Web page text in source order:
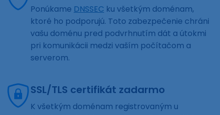
Ponúkame DNSSEC ku všetkým doménam,
ktoré ho podporujú. Toto zabezpečenie chráni
vašu doménu pred podvrhnutím dát a útokmi
pri komunikácii medzi vaším počítačom a
serverom.
SSL/TLS certifikát zadarmo
K všetkým doménam registrovaným u